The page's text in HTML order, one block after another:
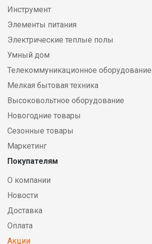
Инструмент
Элементы питания
Электрические теплые полы
Умный дом
Телекоммуникационное оборудование
Мелкая бытовая техника
Высоковольтное оборудование
Новогодние товары
Сезонные товары
Маркетинг
Покупателям
О компании
Новости
Доставка
Оплата
Акции